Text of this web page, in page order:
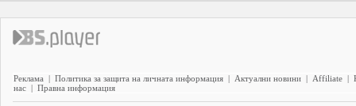
Реклама | Политика за защита на личната информация | Актуални новини | Affiliate |
нас | Правна информация